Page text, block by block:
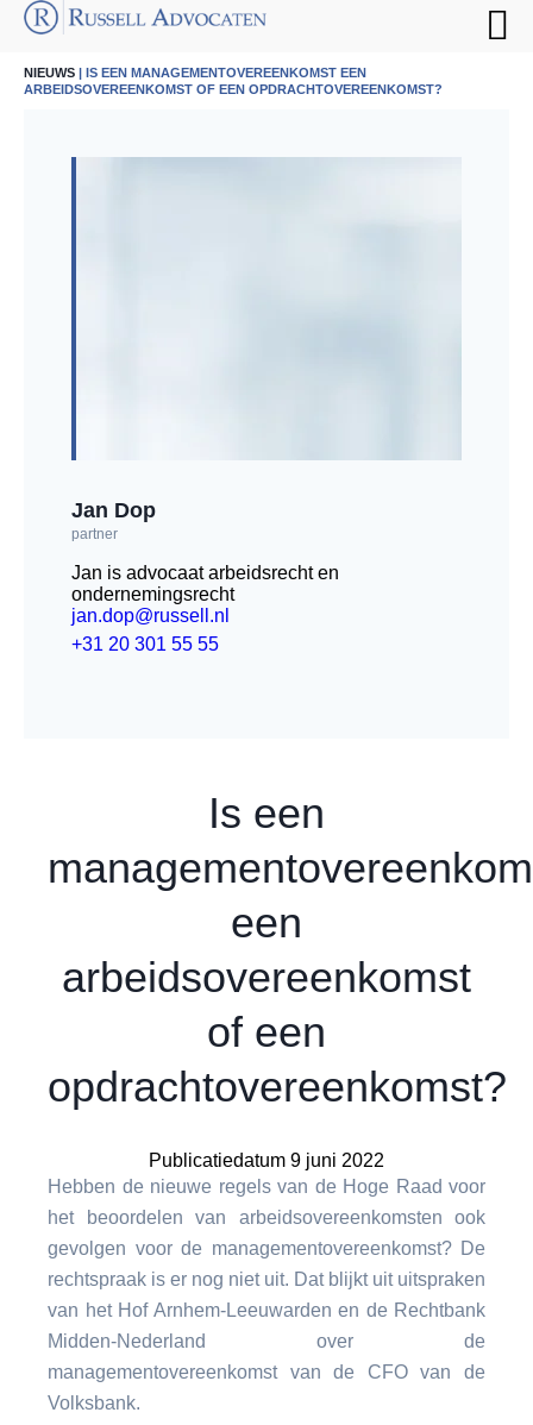
NIEUWS | IS EEN MANAGEMENTOVEREENKOMST EEN
ARBEIDSOVEREENKOMST OF EEN OPDRACHTOVEREENKOMST?
Jan Dop
partner
Jan is advocaat arbeidsrecht en
ondernemingsrecht
jan.dop@russell.nl
+31 20 301 55 55
Is een
een
arbeidsovereenkomst
of een
opdrachtovereenkomst?
Publicatiedatum 9 juni 2022
Hebben de nieuwe regels van de Hoge Raad voor
het beoordelen van arbeidsovereenkomsten ook
gevolgen voor de managementovereenkomst? De
rechtspraak is er nog niet uit. Dat blijkt uit uitspraken
van het Hof Arnhem-Leeuwarden en de Rechtbank
Midden-Nederland over de
managementovereenkomst van de CFO van de
Volksbank.